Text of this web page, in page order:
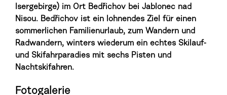
Isergebirge) im Ort Bedřichov bei Jablonec nad
Nisou. Bedřichov ist ein lohnendes Ziel für einen
sommerlichen Familienurlaub, zum Wandern und
Radwandern, winters wiederum ein echtes Skilauf-
und Skifahrparadies mit sechs Pisten und
Nachtskifahren.
Fotogalerie